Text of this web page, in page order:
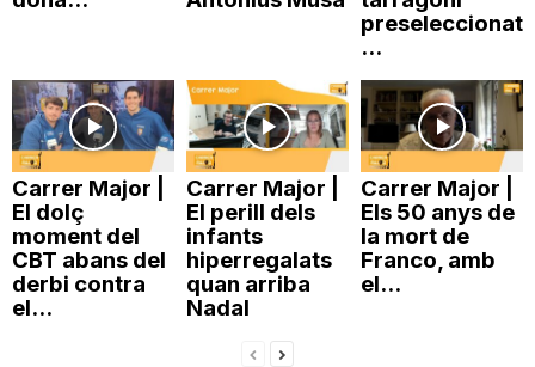
preseleccionat
...
Carrer Major |
El dolç
moment del
CBT abans del
derbi contra
el...
Carrer Major |
El perill dels
infants
hiperregalats
quan arriba
Nadal
Carrer Major |
Els 50 anys de
la mort de
Franco, amb
el...